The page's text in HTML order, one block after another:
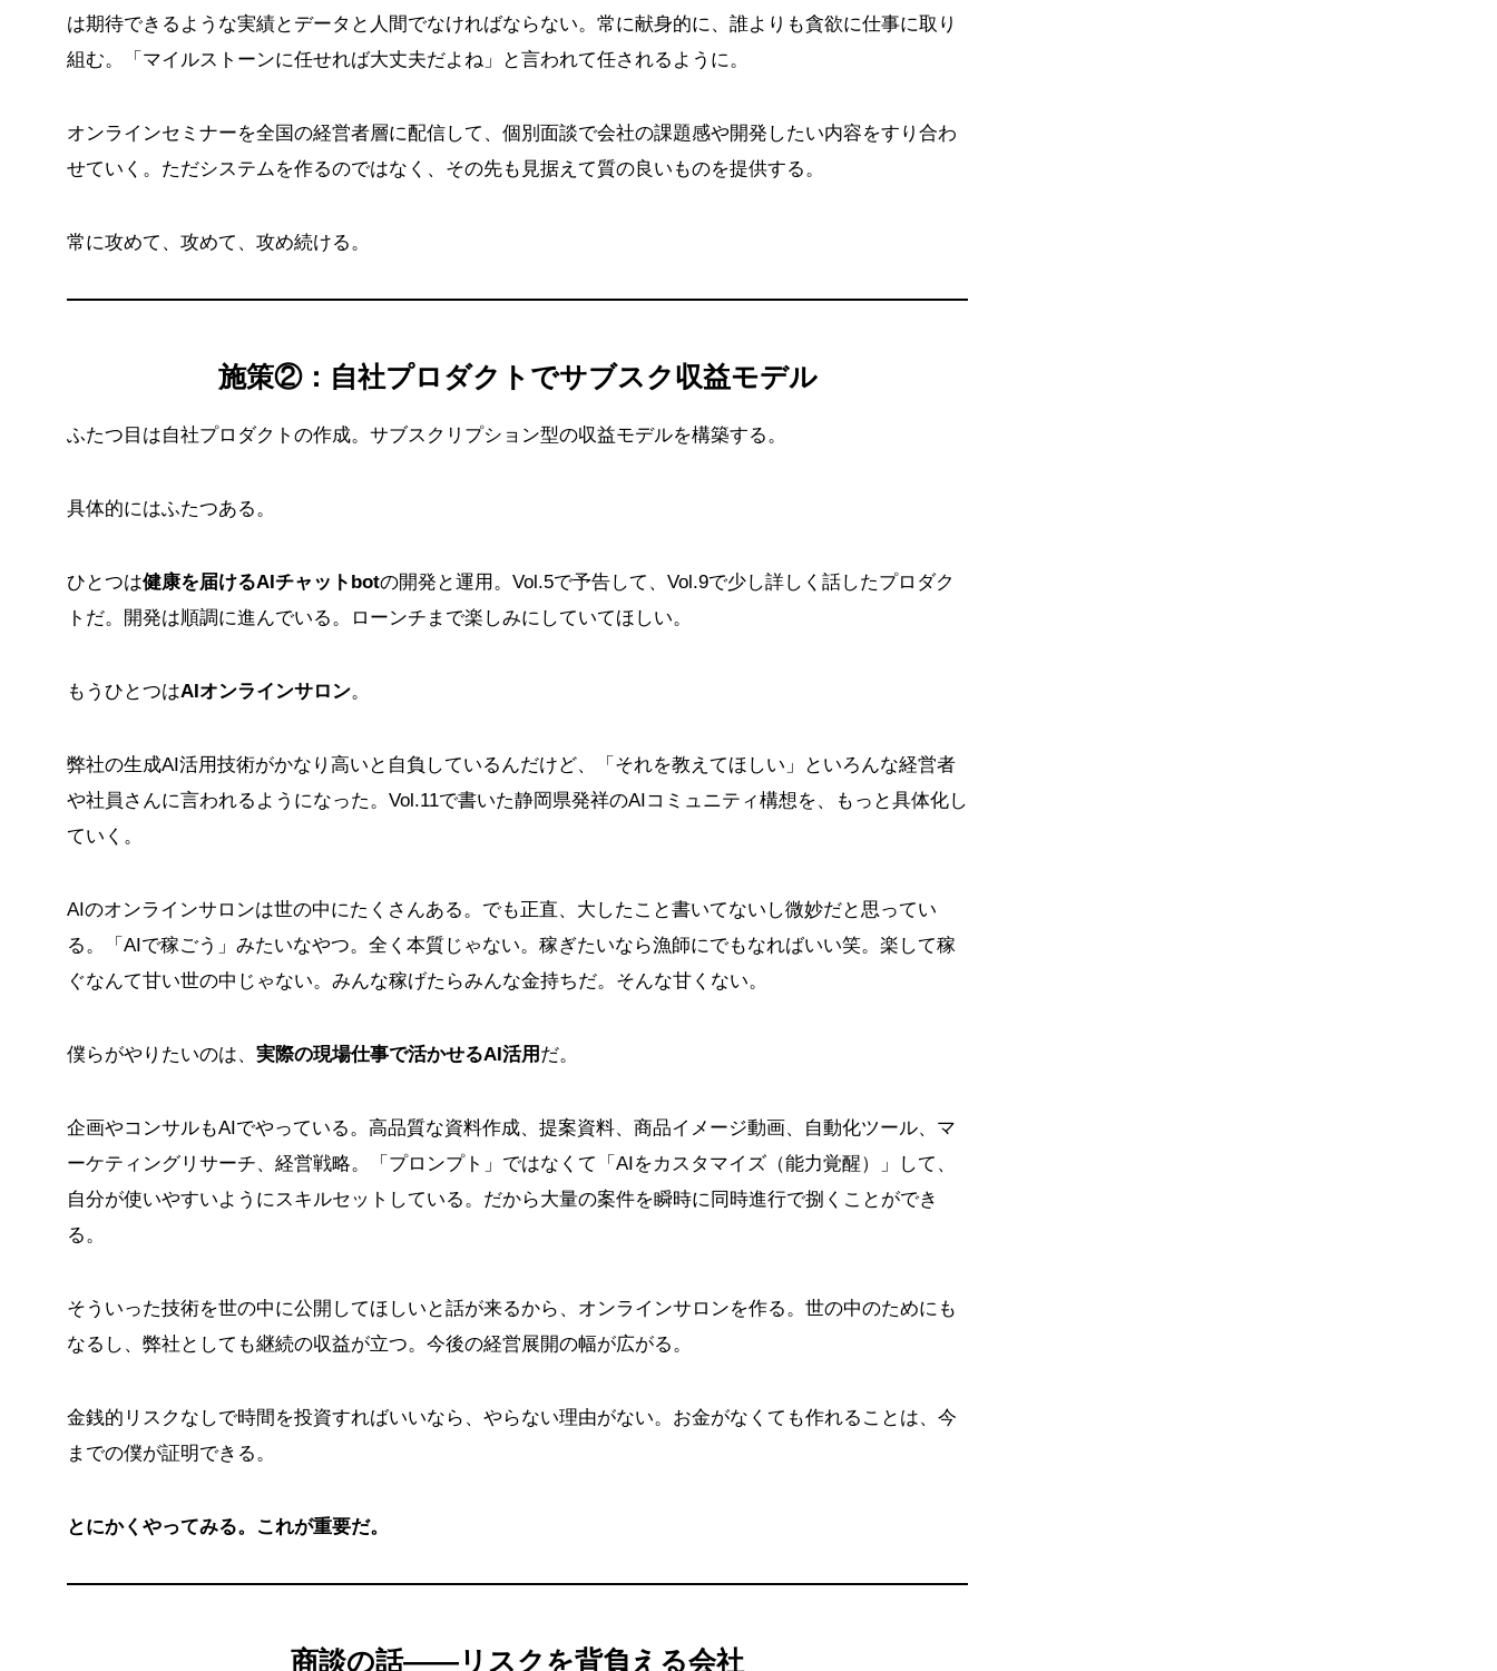
は期待できるような実績とデータと人間でなければならない。常に献身的に、誰よりも貪欲に仕事に取り
組む。「マイルストーンに任せれば大丈夫だよね」と言われて任されるように。
オンラインセミナーを全国の経営者層に配信して、個別面談で会社の課題感や開発したい内容をすり合わ
せていく。ただシステムを作るのではなく、その先も見据えて質の良いものを提供する。
常に攻めて、攻めて、攻め続ける。
施策②：自社プロダクトでサブスク収益モデル
ふたつ目は自社プロダクトの作成。サブスクリプション型の収益モデルを構築する。
具体的にはふたつある。
ひとつは健康を届けるAIチャットbotの開発と運用。Vol.5で予告して、Vol.9で少し詳しく話したプロダク
トだ。開発は順調に進んでいる。ローンチまで楽しみにしていてほしい。
もうひとつはAIオンラインサロン。
弊社の生成AI活用技術がかなり高いと自負しているんだけど、「それを教えてほしい」といろんな経営者
や社員さんに言われるようになった。Vol.11で書いた静岡県発祥のAIコミュニティ構想を、もっと具体化し
ていく。
AIのオンラインサロンは世の中にたくさんある。でも正直、大したこと書いてないし微妙だと思ってい
る。「AIで稼ごう」みたいなやつ。全く本質じゃない。稼ぎたいなら漁師にでもなればいい笑。楽して稼
ぐなんて甘い世の中じゃない。みんな稼げたらみんな金持ちだ。そんな甘くない。
僕らがやりたいのは、 実際の現場仕事で活かせるAI活用 だ。
企画やコンサルもAIでやっている。高品質な資料作成、提案資料、商品イメージ動画、自動化ツール、マ
ーケティングリサーチ、経営戦略。「プロンプト」ではなくて「AIをカスタマイズ（能力覚醒）」して、
自分が使いやすいようにスキルセットしている。だから大量の案件を瞬時に同時進行で捌くことができ
る。
そういった技術を世の中に公開してほしいと話が来るから、オンラインサロンを作る。世の中のためにも
なるし、弊社としても継続の収益が立つ。今後の経営展開の幅が広がる。
金銭的リスクなしで時間を投資すればいいなら、やらない理由がない。お金がなくても作れることは、今
までの僕が証明できる。
とにかくやってみる。これが重要だ。
商談の話——リスクを背負える会社